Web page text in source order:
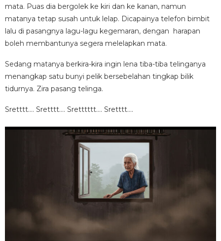
mata. Puas dia bergolek ke kiri dan ke kanan, namun
matanya tetap susah untuk lelap. Dicapainya telefon bimbit
lalu di pasangnya lagu-lagu kegemaran, dengan harapan
boleh membantunya segera melelapkan mata.
Sedang matanya berkira-kira ingin lena tiba-tiba telinganya
menangkap satu bunyi pelik bersebelahan tingkap bilik
tidurnya. Zira pasang telinga.
Sretttt…. Sretttt…. Sretttttt…. Sretttt….